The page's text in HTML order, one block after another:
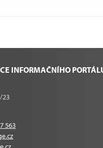
INFORMAČNÍHO
23
563